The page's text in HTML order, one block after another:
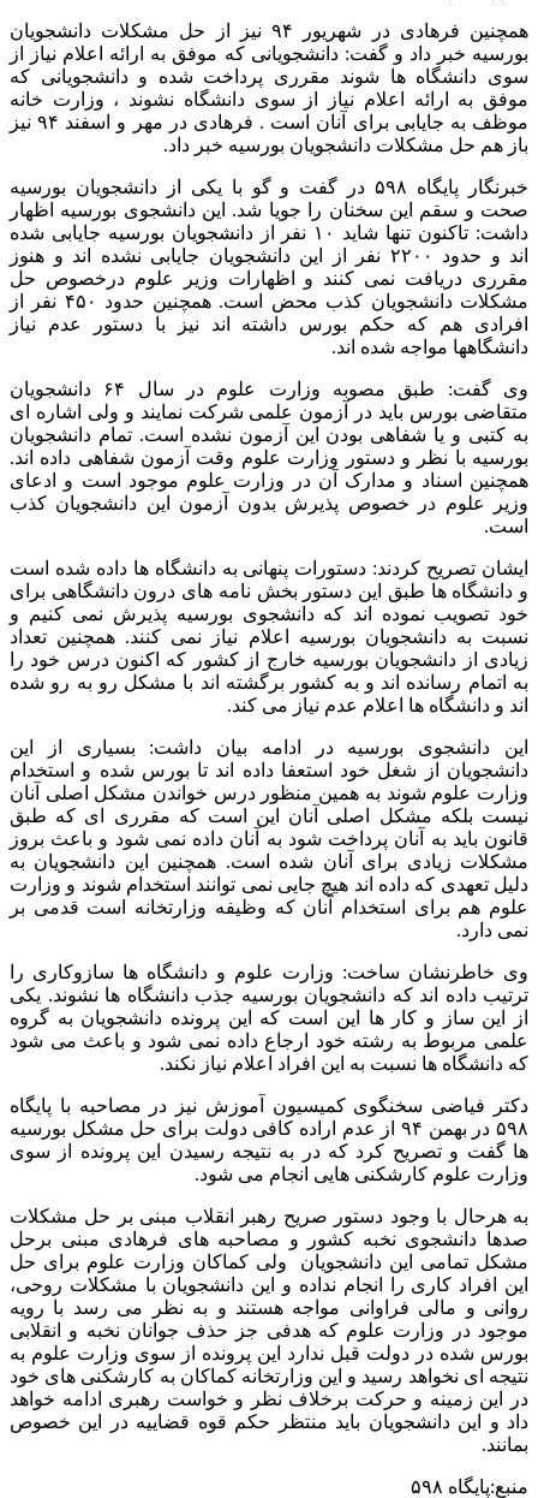
همچنین فرهادی در شهریور ۹۴ نیز از حل مشکلات دانشجویان
بورسیه خبر داد و گفت: دانشجویانی که موفق به ارائه اعلام نیاز از
سوی دانشگاه ها شوند مقرری پرداخت شده و دانشجویانی که
موفق به ارائه اعلام نیاز از سوی دانشگاه نشوند ، وزارت خانه
موظف به جایابی برای آنان است . فرهادی در مهر و اسفند ۹۴ نیز
باز هم حل مشکلات دانشجویان بورسیه خبر داد.
خبرنگار پایگاه ۵۹۸ در گفت و گو با یکی از دانشجویان بورسیه
صحت و سقم این سخنان را جویا شد. این دانشجوی بورسیه اظهار
داشت: تاکنون تنها شاید ۱۰ نفر از دانشجویان بورسیه جایابی شده
اند و حدود ۲۲۰۰ نفر از این دانشجویان جایابی نشده اند و هنوز
مقرری دریافت نمی کنند و اظهارات وزیر علوم درخصوص حل
مشکلات دانشجویان کذب محض است. همچنین حدود ۴۵۰ نفر از
افرادی هم که حکم بورس داشته اند نیز با دستور عدم نیاز
دانشگاهها مواجه شده اند.
وی گفت: طبق مصوبه وزارت علوم در سال ۶۴ دانشجویان
متقاضی بورس باید در آزمون علمی شرکت نمایند و ولی اشاره ای
به کتبی و یا شفاهی بودن این آزمون نشده است. تمام دانشجویان
بورسیه با نظر و دستور وزارت علوم وقت آزمون شفاهی داده اند.
همچنین اسناد و مدارک آن در وزارت علوم موجود است و ادعای
وزیر علوم در خصوص پذیرش بدون آزمون این دانشجویان کذب
است.
ایشان تصریح کردند: دستورات پنهانی به دانشگاه ها داده شده است
و دانشگاه ها طبق این دستور بخش نامه های درون دانشگاهی برای
خود تصویب نموده اند که دانشجوی بورسیه پذیرش نمی کنیم و
نسبت به دانشجویان بورسیه اعلام نیاز نمی کنند. همچنین تعداد
زیادی از دانشجویان بورسیه خارج از کشور که اکنون درس خود را
به اتمام رسانده اند و به کشور برگشته اند با مشکل رو به رو شده
اند و دانشگاه ها اعلام عدم نیاز می کند.
این دانشجوی بورسیه در ادامه بیان داشت: بسیاری از این
دانشجویان از شغل خود استعفا داده اند تا بورس شده و استخدام
وزارت علوم شوند به همین منظور درس خواندن مشکل اصلی آنان
نیست بلکه مشکل اصلی آنان این است که مقرری ای که طبق
قانون باید به آنان پرداخت شود به آنان داده نمی شود و باعث بروز
مشکلات زیادی برای آنان شده است. همچنین این دانشجویان به
دلیل تعهدی که داده اند هیچ جایی نمی توانند استخدام شوند و وزارت
علوم هم برای استخدام آنان که وظیفه وزارتخانه است قدمی بر
نمی دارد.
وی خاطرنشان ساخت: وزارت علوم و دانشگاه ها سازوکاری را
ترتیب داده اند که دانشجویان بورسیه جذب دانشگاه ها نشوند. یکی
از این ساز و کار ها این است که این پرونده دانشجویان به گروه
علمی مربوط به رشته خود ارجاع داده نمی شود و باعث می شود
که دانشگاه ها نسبت به این افراد اعلام نیاز نکند.
دکتر فیاضی سخنگوی کمیسیون آموزش نیز در مصاحبه با پایگاه
۵۹۸ در بهمن ۹۴ از عدم اراده کافی دولت برای حل مشکل بورسیه
ها گفت و تصریح کرد که در به نتیجه رسیدن این پرونده از سوی
وزارت علوم کارشکنی هایی انجام می شود.
به هرحال با وجود دستور صریح رهبر انقلاب مبنی بر حل مشکلات
صدها دانشجوی نخبه کشور و مصاحبه های فرهادی مبنی برحل
مشکل تمامی این دانشجویان ولی کماکان وزارت علوم برای حل
این افراد کاری را انجام نداده و این دانشجویان با مشکلات روحی،
روانی و مالی فراوانی مواجه هستند و به نظر می رسد با رویه
موجود در وزارت علوم که هدفی جز حذف جوانان نخبه و انقلابی
بورس شده در دولت قبل ندارد این پرونده از سوی وزارت علوم به
نتیجه ای نخواهد رسید و این وزارتخانه کماکان به کارشکنی های خود
در این زمینه و حرکت برخلاف نظر و خواست رهبری ادامه خواهد
داد و این دانشجویان باید منتظر حکم قوه قضاییه در این خصوص
بمانند.
منبع:پایگاه ۵۹۸